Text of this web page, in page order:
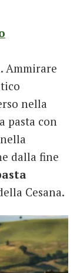
Ammirare
nella
pasta con
nella
dalla fine
Cesana.